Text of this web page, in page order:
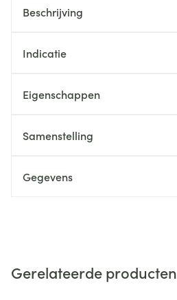
Beschrijving
Indicatie
Eigenschappen
Samenstelling
Gegevens
Gerelateerde producten